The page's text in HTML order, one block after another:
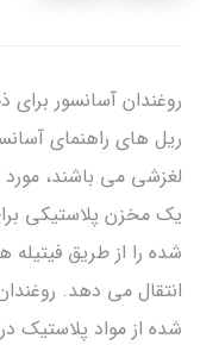
روغندان آسانسور
ریل های راهنمای
لغزشی می باشند، مورد
یک مخزن پلاستیکی
شده را از طریق
انتقال می دهد.
شده از مواد پلاستیک